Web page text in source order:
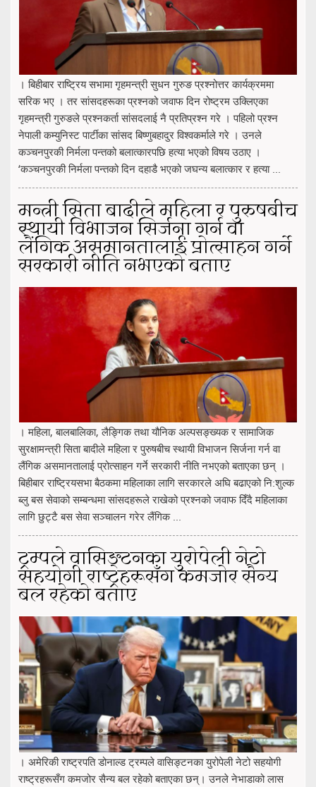
। बिहीबार राष्ट्रिय सभामा गृहमन्त्री सुधन गुरुङ प्रश्नोत्तर कार्यक्रममा
सरिक भए । तर सांसदहरूका प्रश्नको जवाफ दिन रोष्ट्रम उक्लिएका
गृहमन्त्री गुरुङले प्रश्नकर्ता सांसदलाई नै प्रतिप्रश्न गरे । पहिलो प्रश्न
नेपाली कम्युनिस्ट पार्टीका सांसद बिष्णुबहादुर विश्वकर्माले गरे । उनले
कञ्चनपुरकी निर्मला पन्तको बलात्कारपछि हत्या भएको विषय उठाए ।
‘कञ्चनपुरकी निर्मला पन्तको दिन दहाडै भएको जघन्य बलात्कार र हत्या ...
मन्त्री सिता बादीले महिला र पुरुषबीच
स्थायी विभाजन सिर्जना गर्न वा
लैंगिक असमानतालाई प्रोत्साहन गर्ने
सरकारी नीति नभएको बताए
। महिला, बालबालिका, लैङ्गिक तथा यौनिक अल्पसङ्ख्यक र सामाजिक
सुरक्षामन्त्री सिता बादीले महिला र पुरुषबीच स्थायी विभाजन सिर्जना गर्न वा
लैंगिक असमानतालाई प्रोत्साहन गर्ने सरकारी नीति नभएको बताएका छन् ।
बिहीबार राष्ट्रियसभा बैठकमा महिलाका लागि सरकारले अघि बढाएको नि:शुल्क
ब्लु बस सेवाको सम्बन्धमा सांसदहरूले राखेको प्रश्नको जवाफ दिँदै महिलाका
लागि छुट्टै बस सेवा सञ्चालन गरेर लैंगिक ...
ट्रम्पले वासिङ्टनका युरोपेली नेटो
सहयोगी राष्ट्रहरूसँग कमजोर सैन्य
बल रहेको बताए
। अमेरिकी राष्ट्रपति डोनाल्ड ट्रम्पले वासिङ्टनका युरोपेली नेटो सहयोगी
राष्ट्रहरूसँग कमजोर सैन्य बल रहेको बताएका छन्। उनले नेभाडाको लास